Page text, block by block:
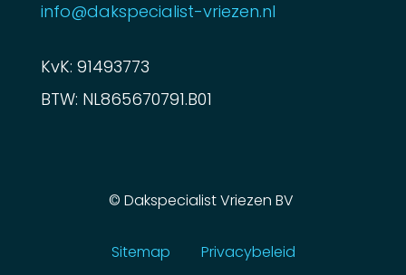
info@dakspecialist-vriezen.nl
KvK: 91493773
BTW: NL865670791.B01
© Dakspecialist Vriezen BV
Sitemap Privacybeleid